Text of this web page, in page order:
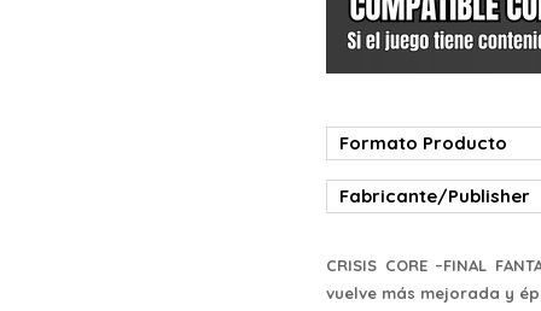
Formato Producto
Fabricante/Publisher
CRISIS CORE –FINAL
vuelve más mejorada y